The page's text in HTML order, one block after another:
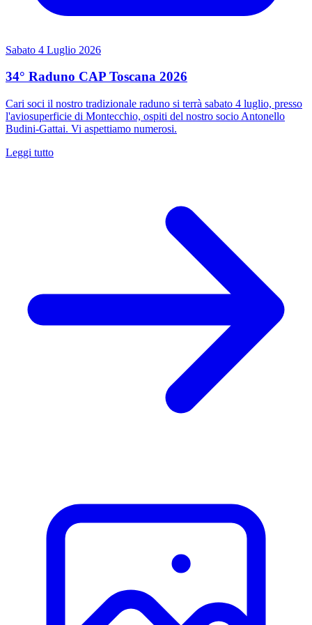
Sabato 4 Luglio 2026
34° Raduno CAP Toscana 2026
Cari soci il nostro tradizionale raduno si terrà sabato 4 luglio, presso
l'aviosuperficie di Montecchio, ospiti del nostro socio Antonello
Budini-Gattai. Vi aspettiamo numerosi.
Leggi tutto